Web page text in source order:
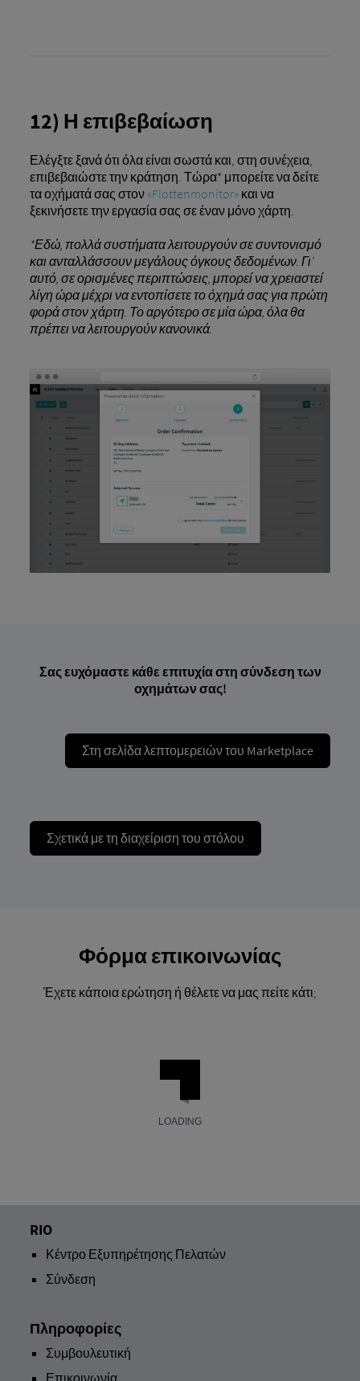
12) Η επιβεβαίωση
Ελέγξτε ξανά ότι όλα είναι σωστά και, στη συνέχεια,
επιβεβαιώστε την κράτηση. Τώρα* μπορείτε να δείτε
τα οχήματά σας στον «Flottenmonitor»και να
ξεκινήσετε την εργασία σας σε έναν μόνο χάρτη.
*Εδώ, πολλά συστήματα λειτουργούν σε συντονισμό
και ανταλλάσσουν μεγάλους όγκους δεδομένων. Γι’
αυτό, σε ορισμένες περιπτώσεις, μπορεί να χρειαστεί
λίγη ώρα μέχρι να εντοπίσετε το όχημά σας για πρώτη
φορά στον χάρτη. Το αργότερο σε μία ώρα, όλα θα
πρέπει να λειτουργούν κανονικά.
Σας ευχόμαστε κάθε επιτυχία στη σύνδεση των
οχημάτων σας!
Στη σελίδα λεπτομερειών του Marketplace
Σχετικά με τη διαχείριση του στόλου
Φόρμα επικοινωνίας
Έχετε κάποια ερώτηση ή θέλετε να μας πείτε κάτι;
RIO
Κέντρο Εξυπηρέτησης Πελατών
Σύνδεση
Πληροφορίες
Συμβουλευτική